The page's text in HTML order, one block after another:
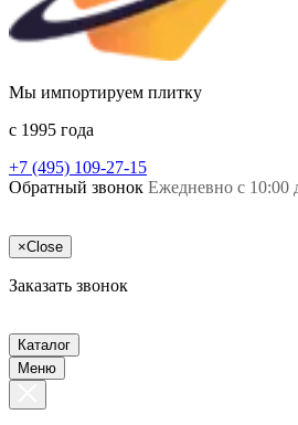
Мы импортируем плитку
c 1995 года
+7 (495) 109-27-15
Обратный звонок Ежедневно с 10:00
×Close
Заказать звонок
Каталог
Меню